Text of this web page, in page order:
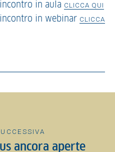
in aula CLICCA QUI
in webinar CLICCA
ancora aperte